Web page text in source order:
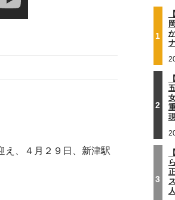
え、４月２９日、新津駅
1
2
3